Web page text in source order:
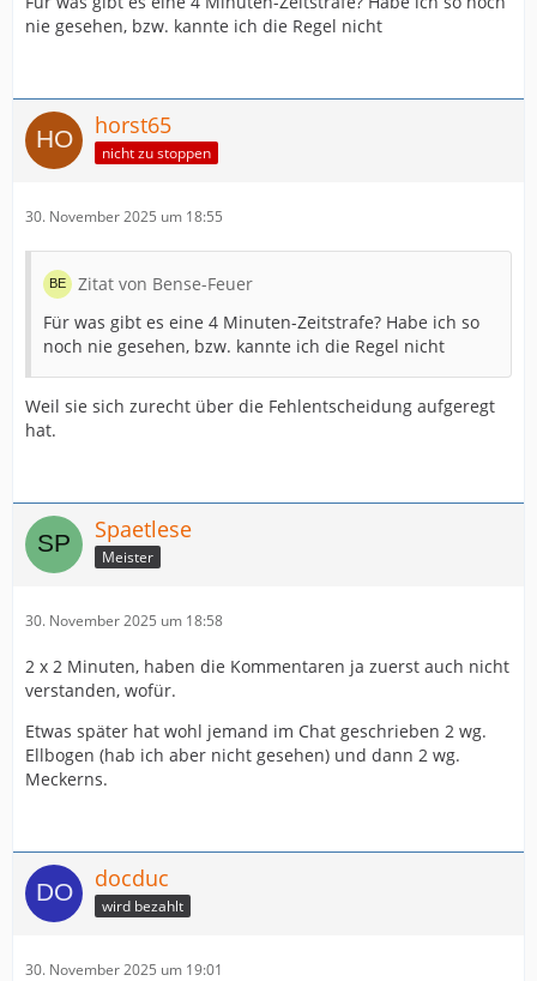
nie gesehen, bzw. kannte ich die Regel nicht
horst65
nicht zu stoppen
30. November 2025 um 18:55
Zitat von Bense-Feuer
Für was gibt es eine 4 Minuten-Zeitstrafe? Habe ich so
noch nie gesehen, bzw. kannte ich die Regel nicht
Weil sie sich zurecht über die Fehlentscheidung aufgeregt
hat.
Spaetlese
Meister
30. November 2025 um 18:58
2 x 2 Minuten, haben die Kommentaren ja zuerst auch nicht
verstanden, wofür.
Etwas später hat wohl jemand im Chat geschrieben 2 wg.
Ellbogen (hab ich aber nicht gesehen) und dann 2 wg.
Meckerns.
docduc
wird bezahlt
30. November 2025 um 19:01